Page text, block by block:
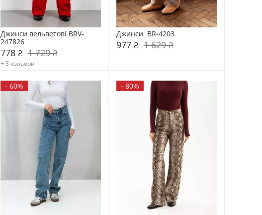
Джинси вельветові BRV-
247826
778 ₴ 1 729 ₴
+ 3 кольори
Джинси  BR-4203
977 ₴ 1 629 ₴
- 60% - 80%